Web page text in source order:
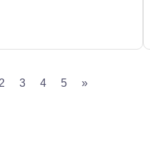
2 3 4 5 »